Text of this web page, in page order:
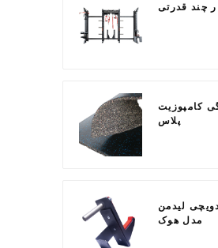
چند قدرتی
کامپوزیت
پلاس
لیدمن
مدل هوک